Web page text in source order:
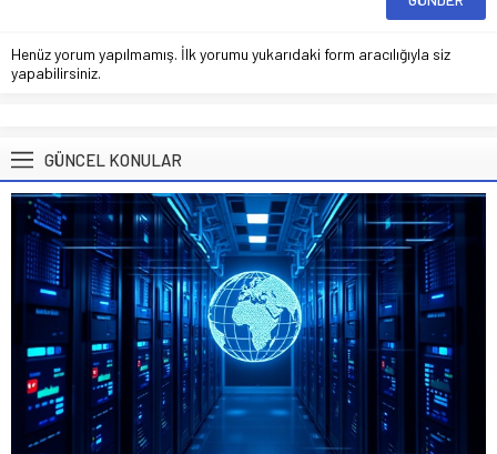
Henüz yorum yapılmamış. İlk yorumu yukarıdaki form aracılığıyla siz
yapabilirsiniz.
GÜNCEL KONULAR